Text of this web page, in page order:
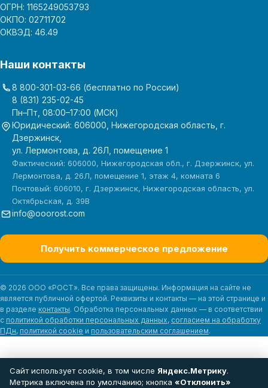
ОГРН: 1165249053793
ОКПО: 02711702
ОКВЭД: 46.49
Наши контакты
8 800-301-03-66 (бесплатно по России)
8 (831) 235-02-45
Пн–Пт, 08:00–17:00 (МСК)
Юридический: 606000, Нижегородская область, г.
Дзержинск,
ул. Лермонтова, д. 26Л, помещение 1
Фактический: 606000, Нижегородская обл., г. Дзержинск, ул.
Лермонтова, д. 26Л, помещение 1, этаж 4, комната 6
Почтовый: 606010, г. Дзержинск, Нижегородская область, ул.
Октябрьская, д. 39В
info@ooorost.com
Получить коммерческое предложение
© 2026 ООО «РОСТ». Все права защищены. Информация на сайте не
является публичной офертой. Реквизиты и контакты — на этой странице и
в разделе контакты. Обработка персональных данных — в соответствии
с политикой обработки персональных данных, согласием на обработку
ПДн, политикой cookie и пользовательским соглашением.
Сайт использует cookie, в том числе Яндекс.Метрику.
Метрика включена по умолчанию; кнопка «Отклонить»